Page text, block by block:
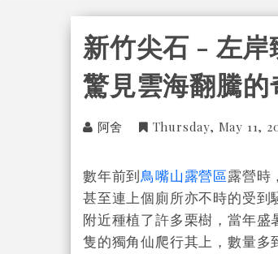
新竹尖石 - 左岸
驚見雲海翻騰的
阿舍 Thursday, May 11,
數年前到鳥嘴山露營區露營時
甚至連上個廁所亦不時的受
附近種植了許多栗樹，當年盛
隻的獨角仙爬行其上，數量多